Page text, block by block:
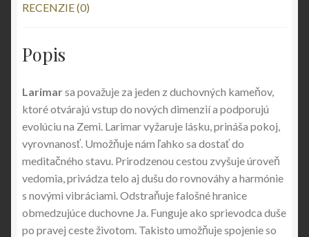
RECENZIE (0)
Popis
Larimarsa považuje za jeden z duchovných kameňov,
ktoré otvárajú vstup do nových dimenzií a podporujú
evolúciu na Zemi. Larimar vyžaruje lásku, prináša pokoj,
vyrovnanosť. Umožňuje nám ľahko sa dostať do
meditačného stavu. Prirodzenou cestou zvyšuje úroveň
vedomia, privádza telo aj dušu do rovnováhy a harmónie
s novými vibráciami. Odstraňuje falošné hranice
obmedzujúce duchovne Ja. Funguje ako sprievodca duše
po pravej ceste životom. Takisto umožňuje spojenie so